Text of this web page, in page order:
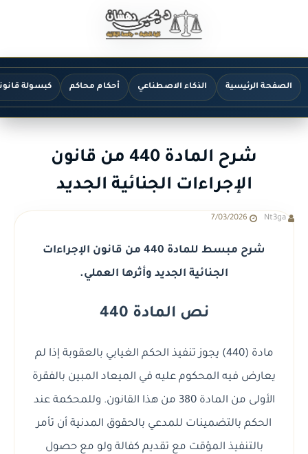
الصفحة الرئيسية الذكاء الاصطناعي أحكام محاكم كبسولة
شرح المادة 440 من قانون
الإجراءات الجنائية الجديد
Nt3ga
7/03/2026
شرح مبسط للمادة 440 من قانون الإجراءات
الجنائية الجديد وأثرها العملي.
نص المادة 440
مادة (440) يجوز تنفيذ الحكم الغيابي بالعقوبة إذا لم
يعارض فيه المحكوم عليه في الميعاد المبين بالفقرة
الأولى من المادة 380 من هذا القانون. وللمحكمة عند
الحكم بالتضمينات للمدعي بالحقوق المدنية أن تأمر
بالتنفيذ المؤقت مع تقديم كفالة ولو مع حصول